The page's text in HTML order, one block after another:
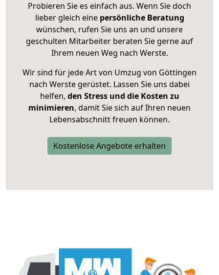
Probieren Sie es einfach aus. Wenn Sie doch
lieber gleich eine persönliche Beratung
wünschen, rufen Sie uns an und unsere
geschulten Mitarbeiter beraten Sie gerne auf
Ihrem neuen Weg nach Werste.
Wir sind für jede Art von Umzug von Göttingen
nach Werste gerüstet. Lassen Sie uns dabei
helfen, den Stress und die Kosten zu
minimieren, damit Sie sich auf Ihren neuen
Lebensabschnitt freuen können.
Kostenlose Angebote erhalten